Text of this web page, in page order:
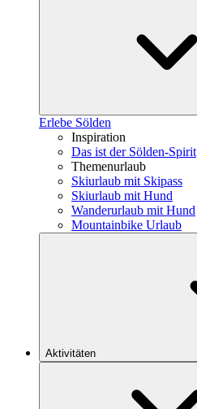
Erlebe Sölden
Inspiration
Das ist der Sölden-Spirit
Themenurlaub
Skiurlaub mit Skipass
Skiurlaub mit Hund
Wanderurlaub mit Hund
Mountainbike Urlaub
Aktivitäten